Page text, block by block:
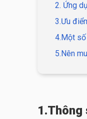
2. Ứng
3.Ưu
4.Một
5.Nên
1.Thông